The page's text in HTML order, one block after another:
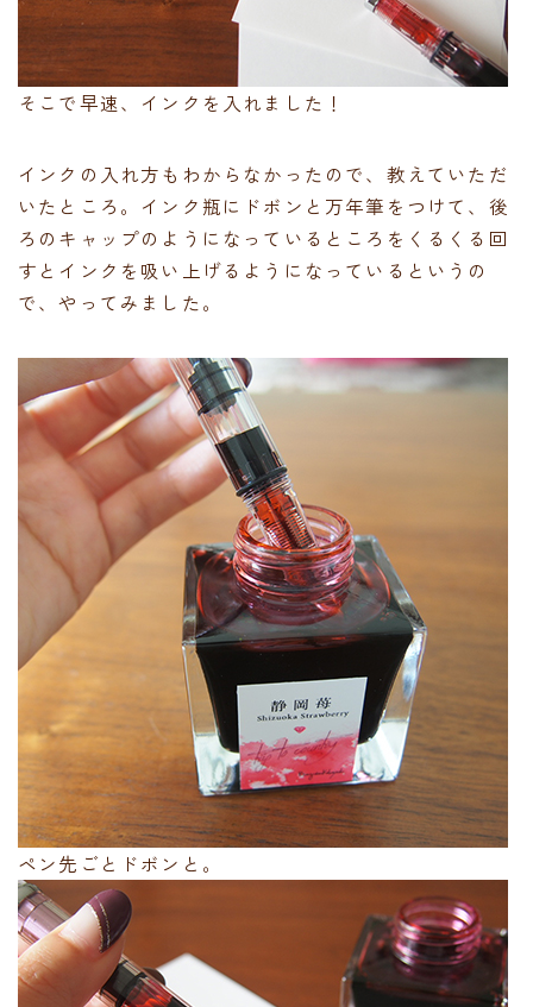
そこで早速、インクを入れました！
インクの入れ方もわからなかったので、教えていただ
いたところ。インク瓶にドボンと万年筆をつけて、後
ろのキャップのようになっているところをくるくる回
すとインクを吸い上げるようになっているというの
で、やってみました。
ペン先ごとドボンと。